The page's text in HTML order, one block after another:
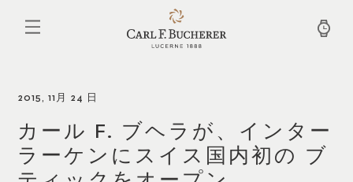
2015, 11月 24 日
カール F. ブヘラが、インター
ラーケンにスイス国内初の ブ